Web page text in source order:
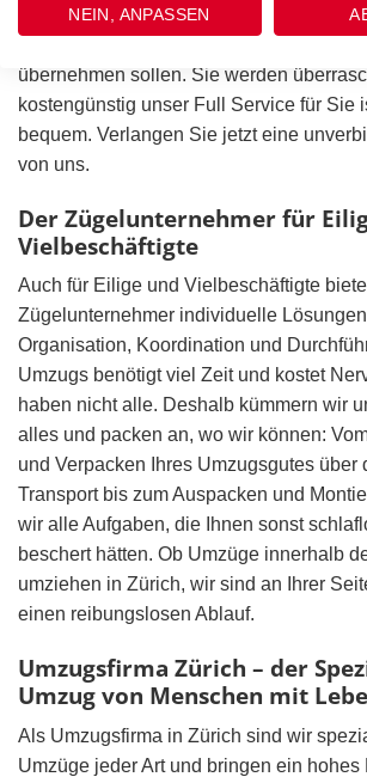
Arbeiten, wie die Demontage und
übernehmen sollen. Sie werden
kostengünstig unser Full Service für Sie
bequem. Verlangen Sie jetzt eine
von uns.
Der Zügelunternehmer für
Vielbeschäftigte
Auch für Eilige und Vielbeschäftigte
Zügelunternehmer individuelle
Organisation, Koordination und
Umzugs benötigt viel Zeit und kostet
haben nicht alle. Deshalb kümmern wir
alles und packen an, wo wir können:
und Verpacken Ihres Umzugsgutes über
Transport bis zum Auspacken und
wir alle Aufgaben, die Ihnen sonst
beschert hätten. Ob Umzüge innerhalb
umziehen in Zürich, wir sind an Ihrer
einen reibungslosen Ablauf.
Umzugsfirma Zürich – der
Umzug von Menschen mit
Als Umzugsfirma in Zürich sind wir
Umzüge jeder Art und bringen ein hohes
NEIN, ANPASSEN